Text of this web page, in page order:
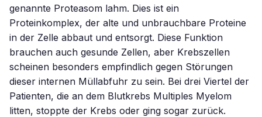
genannte Proteasom lahm. Dies ist ein
Proteinkomplex, der alte und unbrauchbare Proteine
in der Zelle abbaut und entsorgt. Diese Funktion
brauchen auch gesunde Zellen, aber Krebszellen
scheinen besonders empfindlich gegen Störungen
dieser internen Müllabfuhr zu sein. Bei drei Viertel der
Patienten, die an dem Blutkrebs Multiples Myelom
litten, stoppte der Krebs oder ging sogar zurück.